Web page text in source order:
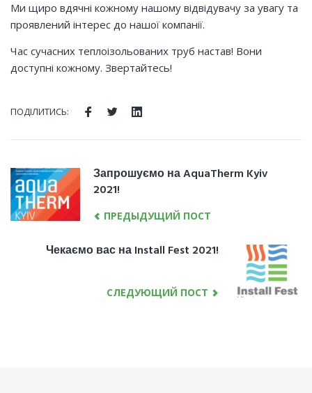
Ми щиро вдячні кожному нашому відвідувачу за увагу та
проявлений інтерес до нашої компанії.
Час сучасних теплоізольованих труб настав! Вони
доступні кожному. Звертайтесь!
ПОДІЛИТИСЬ: Facebook
Twitter
НАВІГАЦІЯ
ЗАПИСІВ
Запрошуємо на AquaTherm Kyiv
2021!
ПРЕДЫДУЩИЙ ПОСТ
Previous
post:
Чекаємо вас на Install Fest 2021!
СЛЕДУЮЩИЙ ПОСТ